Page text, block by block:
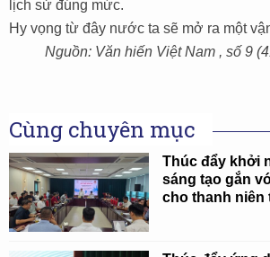
lịch sử đúng mức.
Hy vọng từ đây nước ta sẽ mở ra một
Nguồn: Văn hiến Việt Nam , số 9
Cùng chuyên mục
Thúc đẩy khởi
sáng tạo gắn
cho thanh niên